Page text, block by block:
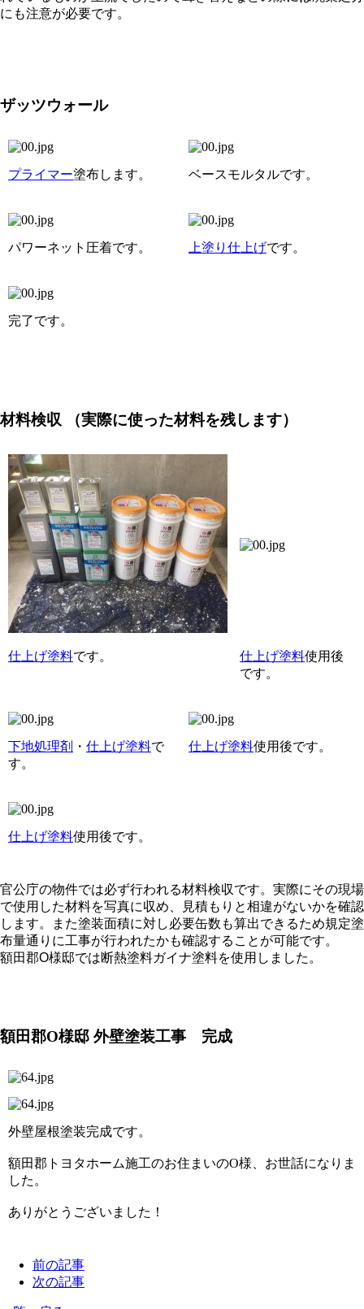
にも注意が必要です。
ザッツウォール
プライマー塗布します。 ベースモルタルです。
パワーネット圧着です。 上塗り仕上げです。
完了です。
材料検収 （実際に使った材料を残します）
仕上げ塗料です。 仕上げ塗料使用後
です。
下地処理剤 ・ 仕上げ塗料で
す。
仕上げ塗料使用後です。
仕上げ塗料使用後です。
官公庁の物件では必ず行われる材料検収です。実際にその現場
で使用した材料を写真に収め、見積もりと相違がないかを確認
します。また塗装面積に対し必要缶数も算出できるため規定塗
布量通りに工事が行われたかも確認すること が可能です。
額田郡O様邸では断熱塗料ガイナ塗料を使用しました。
額田郡O様邸 外壁塗装工事 完成
外壁屋根塗装完成です。
額田郡トヨタホーム施工のお住まいのO様、 お世話になりま
した。
ありがとうございました！
前の記事
次の記事